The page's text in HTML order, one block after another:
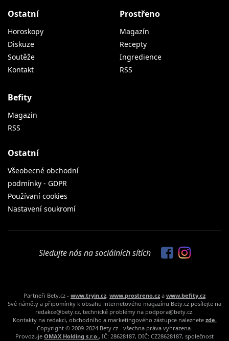
Ostatní
Horoskopy
Diskuze
Soutěže
Kontakt
Prostřeno
Magazín
Recepty
Ingredience
RSS
Befity
Magazin
RSS
Ostatní
Všeobecné obchodní
podmínky - GDPR
Používaní cookies
Nastavení soukromí
Sledujte nás na sociálních sítích
Partneři Bety.cz - www.tryin.cz, www.prostreno.cz a www.befity.cz
Své náměty a připomínky k obsahu internetového magazínu Bety.cz posílejte na
redakce@bety.cz, technické problémy na podpora@bety.cz.
Kontakty na redakci, obchodního a marketingového zástupce naleznete zde.
Copyright © 2009-2024 Bety.cz - všechna práva vyhrazena.
Provozuje OMAX Holding s.r.o., IČ: 28628187, DIČ: CZ28628187, společnost